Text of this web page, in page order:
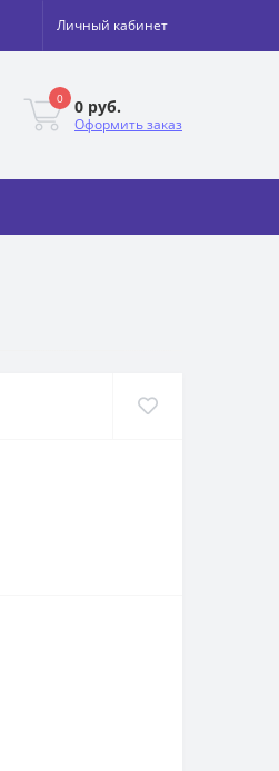
Личный кабинет
0 0 руб.
Оформить заказ